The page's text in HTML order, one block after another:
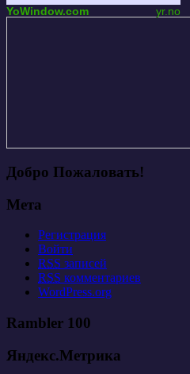
YoWindow.com yr.no
Добро Пожаловать!
Мета
Регистрация
Войти
RSS записей
RSS комментариев
WordPress.org
Rambler 100
Яндекс.Метрика